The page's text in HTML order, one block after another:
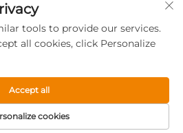
S'abonner
-
Politique de confidentialité
tools to provide our services.
all cookies, click Personalize
cookies
Accept all